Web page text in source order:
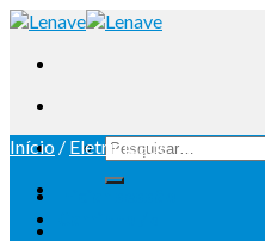
Início / Eletricidade